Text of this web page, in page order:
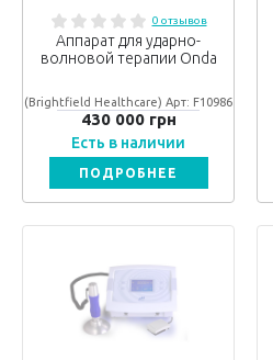
0 отзывов
Аппарат для ударно-
волновой терапии Оnda
(Brightfield Healthcare) Арт: F10986
430 000 грн
Есть в наличии
ПОДРОБНЕЕ